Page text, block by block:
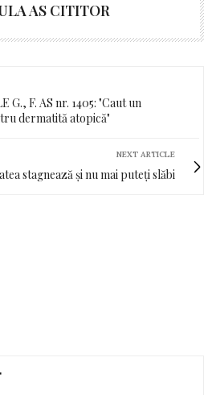
AS CITITOR
G., F. AS nr. 1405: "Caut un
dermatită atopică"
NEXT ARTICLE
stagnează și nu mai puteți slăbi